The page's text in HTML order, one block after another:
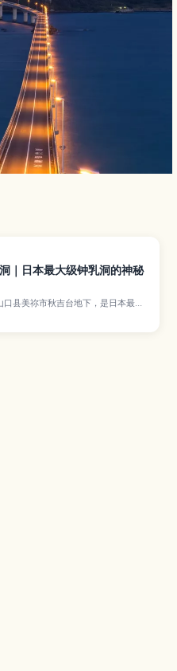
｜日本最大级钟乳洞的神秘
口县美祢市秋吉台地下，是日本最大
一，全长约10公里，其中约1公里对游
轻松步行探索。文章将介绍代表性景